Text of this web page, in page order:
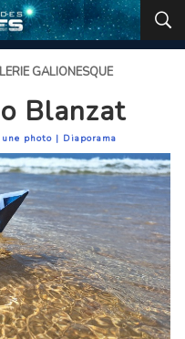
GALIONESQUE
Blanzat
photo | Diaporama